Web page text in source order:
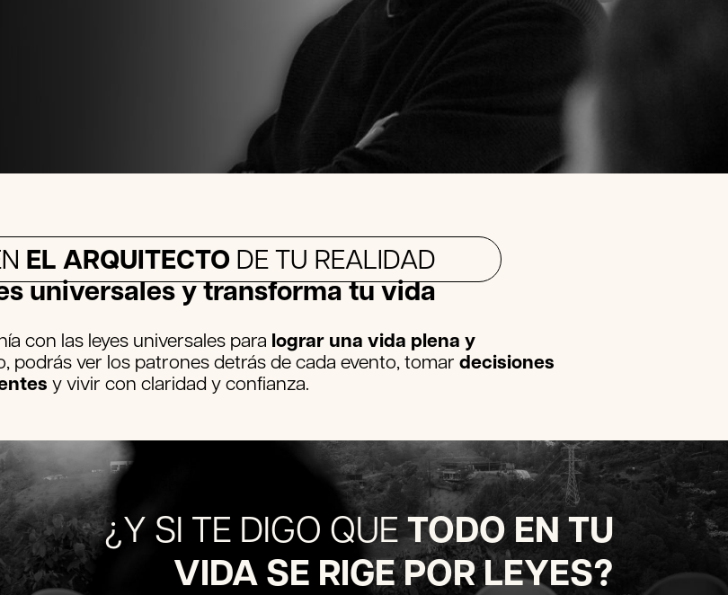
EL ARQUITECTO DE TU REALIDAD
universales y transforma tu vida
con las leyes universales para lograr una vida plena y
podrás ver los patrones detrás de cada evento, tomar decisiones
y vivir con claridad y confianza.
¿Y SI TE DIGO QUETODO EN TU
VIDA SE RIGE POR LEYES?